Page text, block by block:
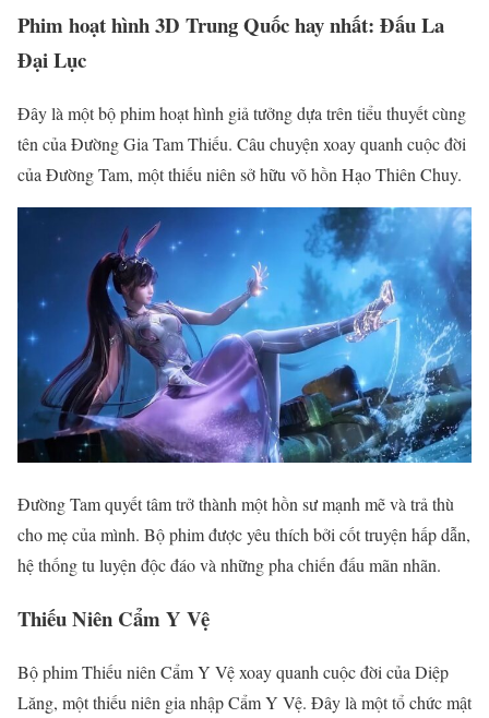
Phim hoạt hình 3D Trung Quốc hay nhất: Đấu La
Đại Lục
Đây là một bộ phim hoạt hình giả tưởng dựa trên tiểu thuyết cùng
tên của Đường Gia Tam Thiếu. Câu chuyện xoay quanh cuộc đời
của Đường Tam, một thiếu niên sở hữu võ hồn Hạo Thiên Chuy.
Đường Tam quyết tâm trở thành một hồn sư mạnh mẽ và trả thù
cho mẹ của mình. Bộ phim được yêu thích bởi cốt truyện hấp dẫn,
hệ thống tu luyện độc đáo và những pha chiến đấu mãn nhãn.
Thiếu Niên Cẩm Y Vệ
Bộ phim Thiếu niên Cẩm Y Vệ xoay quanh cuộc đời của Diệp
Lăng, một thiếu niên gia nhập Cẩm Y Vệ. Đây là một tổ chức mật